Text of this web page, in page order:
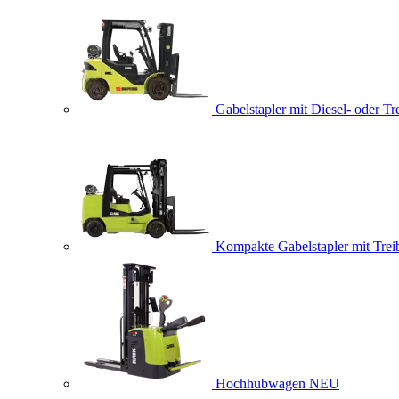
Gabelstapler mit Diesel- oder
Kompakte Gabelstapler mit
Hochhubwagen NEU